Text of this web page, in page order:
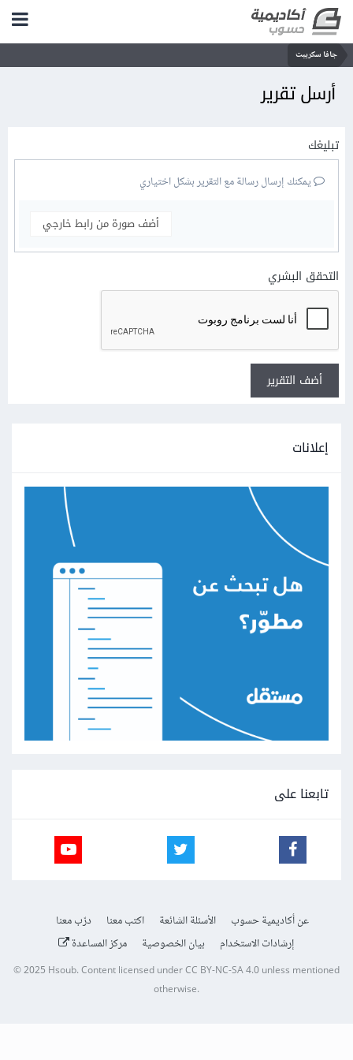
جافا سكريبت
أرسل تقرير
تبليغك
يمكنك إرسال رسالة مع التقرير بشكل اختياري
أضف صورة من رابط خارجي
التحقق البشري
أضف التقرير
إعلانات
تابعنا على
عن أكاديمية حسوب الأسئلة الشائعة اكتب معنا
درّب معنا
إرشادات الاستخدام
بيان الخصوصية مركز المساعدة
© 2025 Hsoub.Content licensed underCC BY-NC-SA 4.0unless mentioned
otherwise.